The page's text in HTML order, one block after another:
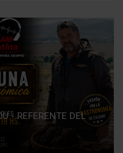
- REFERENTE DEL